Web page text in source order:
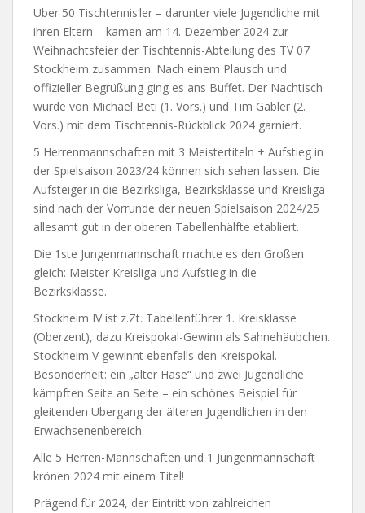
Über 50 Tischtennis‘ler – darunter viele Jugendliche mit
ihren Eltern – kamen am 14. Dezember 2024 zur
Weihnachtsfeier der Tischtennis-Abteilung des TV 07
Stockheim zusammen. Nach einem Plausch und
offizieller Begrüßung ging es ans Buffet. Der Nachtisch
wurde von Michael Beti (1. Vors.) und Tim Gabler (2.
Vors.) mit dem Tischtennis-Rückblick 2024 garniert.
5 Herrenmannschaften mit 3 Meistertiteln + Aufstieg in
der Spielsaison 2023/24 können sich sehen lassen. Die
Aufsteiger in die Bezirksliga, Bezirksklasse und Kreisliga
sind nach der Vorrunde der neuen Spielsaison 2024/25
allesamt gut in der oberen Tabellenhälfte etabliert.
Die 1ste Jungenmannschaft machte es den Großen
gleich: Meister Kreisliga und Aufstieg in die
Bezirksklasse.
Stockheim IV ist z.Zt. Tabellenführer 1. Kreisklasse
(Oberzent), dazu Kreispokal-Gewinn als Sahnehäubchen.
Stockheim V gewinnt ebenfalls den Kreispokal.
Besonderheit: ein „alter Hase“ und zwei Jugendliche
kämpften Seite an Seite – ein schönes Beispiel für
gleitenden Übergang der älteren Jugendlichen in den
Erwachsenenbereich.
Alle 5 Herren-Mannschaften und 1 Jungenmannschaft
krönen 2024 mit einem Titel!
Prägend für 2024, der Eintritt von zahlreichen